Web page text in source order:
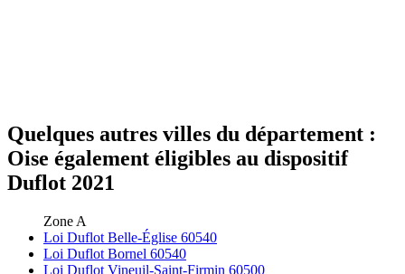
Quelques autres villes du département :
Oise également éligibles au dispositif
Duflot 2021
Zone A
Loi Duflot Belle-Église 60540
Loi Duflot Bornel 60540
Loi Duflot Vineuil-Saint-Firmin 60500